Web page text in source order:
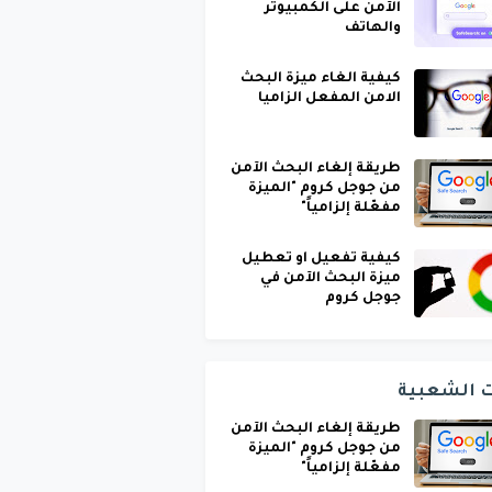
الآمن على الكمبيوتر
والهاتف
كيفية الغاء ميزة البحث
الامن المفعل الزاميا
طريقة إلغاء البحث الآمن
من جوجل كروم "الميزة
مفعّلة إلزامياً"
كيفية تفعيل او تعطيل
ميزة البحث الآمن في
جوجل كروم
الشعبية
طريقة إلغاء البحث الآمن
من جوجل كروم "الميزة
مفعّلة إلزامياً"